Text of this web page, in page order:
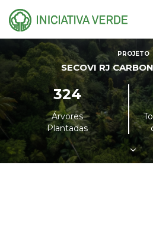
PROJETO
SECOVI RJ
324
Árvores
Plantadas